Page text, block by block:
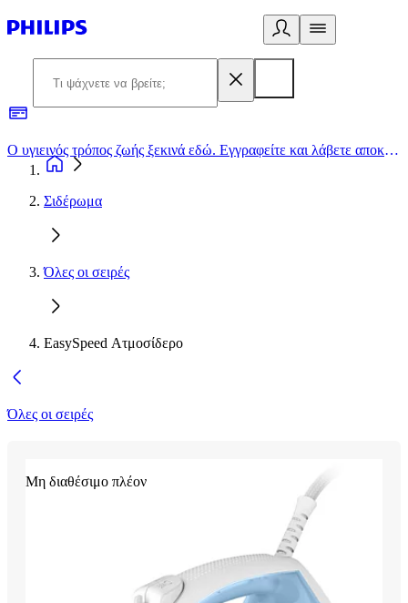
Ο υγιεινός τρόπος ζωής ξεκινά εδώ. Εγγραφείτε και λάβετε αποκλειστικές προσφορές
Σιδέρωμα
Όλες οι σειρές
EasySpeed Ατμοσίδερο
Όλες οι σειρές
Μη διαθέσιμο πλέον